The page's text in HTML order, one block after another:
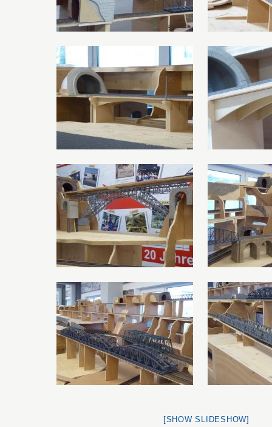
[SHOW SLIDESHOW]